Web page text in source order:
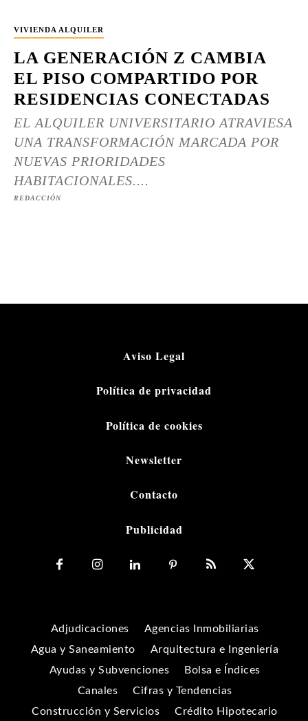
VIVIENDA ALQUILER
LA GENERACIÓN Z CAMBIA
EL PISO COMPARTIDO POR
RESIDENCIAS CONECTADAS
EL ALQUILER UNIVERSITARIO ATRAVIESA
UNA TRANSFORMACIÓN MARCADA POR
NUEVAS PRIORIDADES
HABITACIONALES....
REDACCIÓN
Aviso Legal
Política de privacidad
Política de cookies
Newsletter
Contacto
Publicidad
Adjudicaciones
Agencias Inmobiliarias
Agua y Saneamiento
Arquitectura e Ingeniería
Ayudas y Subvenciones
Bolsa e Índices
Canales
Cifras y Tendencias
Construcción y Servicios
Crédito Hipotecario